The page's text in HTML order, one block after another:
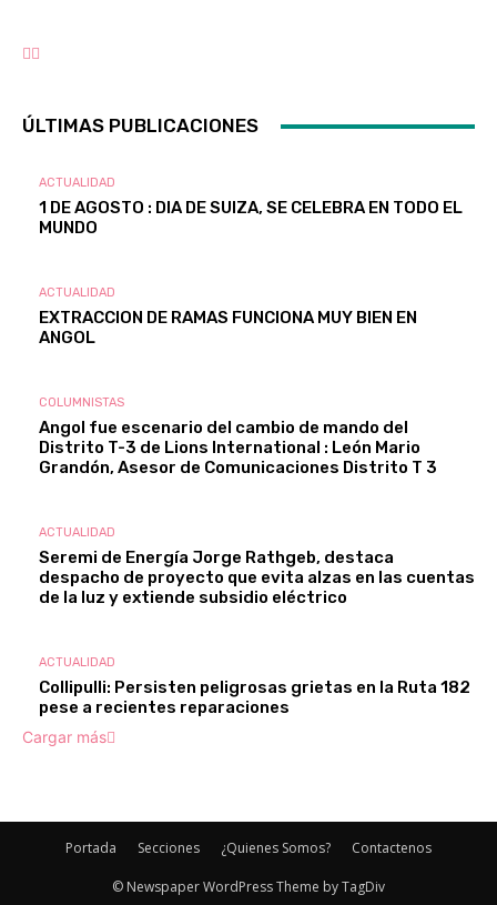
ÚLTIMAS PUBLICACIONES
ACTUALIDAD
1 DE AGOSTO : DIA DE SUIZA, SE CELEBRA EN TODO EL
MUNDO
ACTUALIDAD
EXTRACCION DE RAMAS FUNCIONA MUY BIEN EN
ANGOL
COLUMNISTAS
Angol fue escenario del cambio de mando del
Distrito T-3 de Lions International : León Mario
Grandón, Asesor de Comunicaciones Distrito T 3
ACTUALIDAD
Seremi de Energía Jorge Rathgeb, destaca
despacho de proyecto que evita alzas en las cuentas
de la luz y extiende subsidio eléctrico
ACTUALIDAD
Collipulli: Persisten peligrosas grietas en la Ruta 182
pese a recientes reparaciones
Cargar más
Portada Secciones ¿Quienes Somos? Contactenos
© Newspaper WordPress Theme by TagDiv